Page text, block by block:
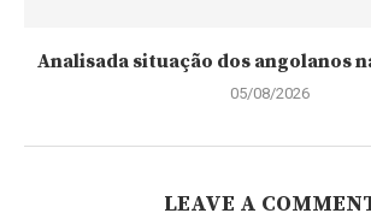
Analisada situação dos angolanos
05/08/2026
LEAVE A